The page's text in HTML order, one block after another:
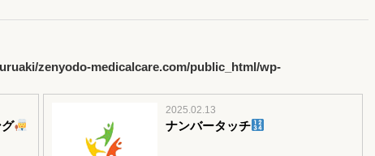
zenyodo-medicalcare.com/public_html/wp-
2025.02.13
ナンバータッチ